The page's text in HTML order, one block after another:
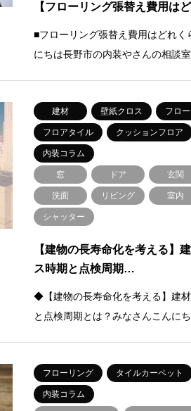
【フローリング張替え費用は
■フローリング張替え費用はどれ
にちは長野市の内装やさんの相談
建材 壁紙クロス フロ
フロアタイル クッションフロア
内装コラム
窓 ドア 玄関
洗面 リビング 室内
シャッター
【建物の長寿命化を考える】
ス時期と点検周期…
◆【建物の長寿命化を考える】建
と点検周期とは？みなさんこんに
フローリング タイルカーペット
内装コラム